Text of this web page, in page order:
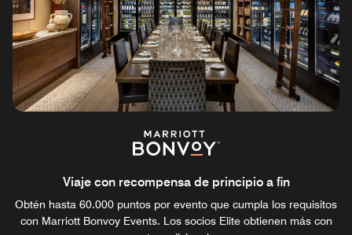
Viaje con recompensa de principio a fin
Obtén hasta 60.000 puntos por evento que cumpla los requisitos
con Marriott Bonvoy Events. Los socios Elite obtienen más con